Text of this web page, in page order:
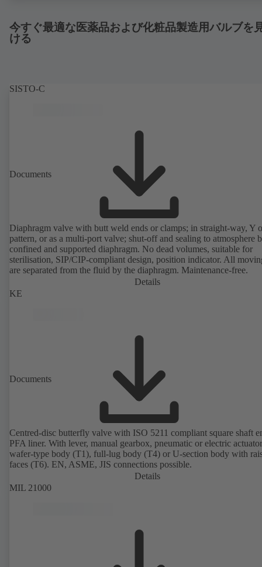
今すぐ最適な医薬品および化粧品製造用バルブを
ける
SISTO-C
Documents
Diaphragm valve with butt weld ends or clamps; in straight-way, Y
pattern, or as a multi-port valve; shut-off and sealing to atmosphere
confined and supported diaphragm. No dead volumes, suitable for
sterilisation, SIP/CIP-compliant design, position indicator. All
are separated from the fluid by the diaphragm. Maintenance-free.
Details
KE
Documents
Centred-disc butterfly valve with ISO 5211 compliant square shaft
PFA liner. With lever, manual gearbox, pneumatic or electric
wafer-type body (T1), full-lug body (T4) or U-section body with
faces (T6). EN, ASME, JIS connections possible.
Details
MIL 21000